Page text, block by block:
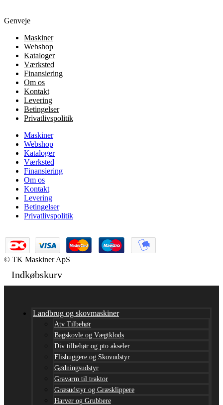
Genveje
Maskiner
Webshop
Kataloger
Værksted
Finansiering
Om os
Kontakt
Levering
Betingelser
Privatlivspolitik
Maskiner
Webshop
Kataloger
Værksted
Finansiering
Om os
Kontakt
Levering
Betingelser
Privatlivspolitik
© TK Maskiner ApS
Indkøbskurv
Landbrug og skovmaskiner
Atv Tilbehør
Bagskovle og Vægtklods
Div tilbehør og pto akseler
Flishuggere og Skovudstyr
Gødningsudstyr
Gravarm til traktor
Græsudstyr og Græsklippere
Harver og Grubbere